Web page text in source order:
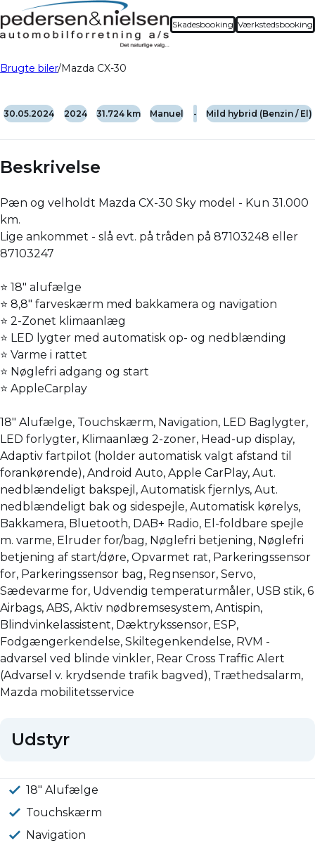
Skadesbooking Værkstedsbooking
Brugte biler Mazda CX-30
30.05.2024 2024 31.724 km Manuel - Mild hybrid (Benzin / El)
Beskrivelse
Pæn og velholdt Mazda CX-30 Sky model - Kun 31.000
km.
Lige ankommet - slå evt. på tråden på 87103248 eller
87103247
⭐ 18" alufælge
⭐ 8,8" farveskærm med bakkamera og navigation
⭐ 2-Zonet klimaanlæg
⭐ LED lygter med automatisk op- og nedblænding
⭐ Varme i rattet
⭐ Nøglefri adgang og start
⭐ AppleCarplay
18" Alufælge, Touchskærm, Navigation, LED Baglygter,
LED forlygter, Klimaanlæg 2-zoner, Head-up display,
Adaptiv fartpilot (holder automatisk valgt afstand til
forankørende), Android Auto, Apple CarPlay, Aut.
nedblændeligt bakspejl, Automatisk fjernlys, Aut.
nedblændeligt bak og sidespejle, Automatisk kørelys,
Bakkamera, Bluetooth, DAB+ Radio, El-foldbare spejle
m. varme, Elruder for/bag, Nøglefri betjening, Nøglefri
betjening af start/døre, Opvarmet rat, Parkeringssensor
for, Parkeringssensor bag, Regnsensor, Servo,
Sædevarme for, Udvendig temperaturmåler, USB stik, 6
Airbags, ABS, Aktiv nødbremsesystem, Antispin,
Blindvinkelassistent, Dæktrykssensor, ESP,
Fodgængerkendelse, Skiltegenkendelse, RVM -
advarsel ved blinde vinkler, Rear Cross Traffic Alert
(Advarsel v. krydsende trafik bagved), Træthedsalarm,
Mazda mobilitetsservice
Udstyr
18" Alufælge
Touchskærm
Navigation